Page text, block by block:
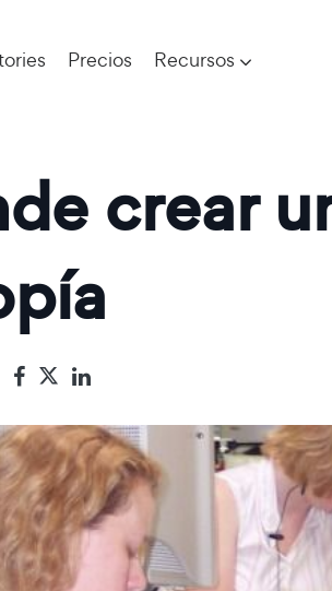
Precios Recursos
crear